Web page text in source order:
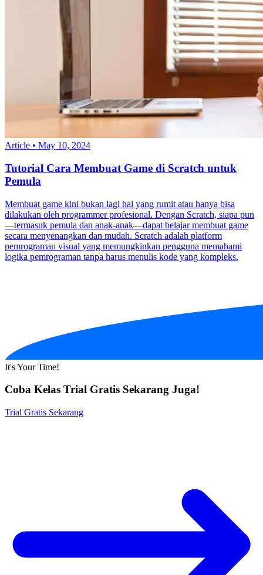
Article • May 10, 2024
Tutorial Cara Membuat Game di Scratch untuk
Pemula
Membuat game kini bukan lagi hal yang rumit atau hanya bisa
dilakukan oleh programmer profesional. Dengan Scratch, siapa pun
—termasuk pemula dan anak-anak—dapat belajar membuat game
secara menyenangkan dan mudah. Scratch adalah platform
pemrograman visual yang memungkinkan pengguna memahami
logika pemrograman tanpa harus menulis kode yang kompleks.
It's Your Time!
Coba Kelas Trial Gratis Sekarang Juga!
Trial Gratis Sekarang